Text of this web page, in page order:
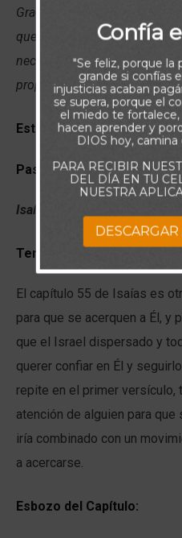
Gracias Señor, por
que en Tu sabiduría y
necesario, que me llevará con
propósito que tienes para mí.
Estudio Bíblico Contextual
Pasaje:
Isaías 55:8
Tema del Capítulo –
El capítulo 55 de Isaías es
para que se acerquen a Él, y
que el Israel dispersado y
querer confiar en Él y
repite en el primer versículo,
atención de alguien para que
iría combinado con un
a acercarse.
Esbozo del Capítulo:
Confía
"Se feliz, porque la
grande si confías
injusticias acaban
se supera, porque el
el miedo te
hacen aprender y
DIOS hoy,
PARA RECIBIR
DEL DÍA EN TU
NUESTRA